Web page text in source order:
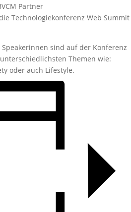
Technologiekonferenz Web Summit
sind auf der Konferenz
Themen wie:
oder auch Lifestyle.